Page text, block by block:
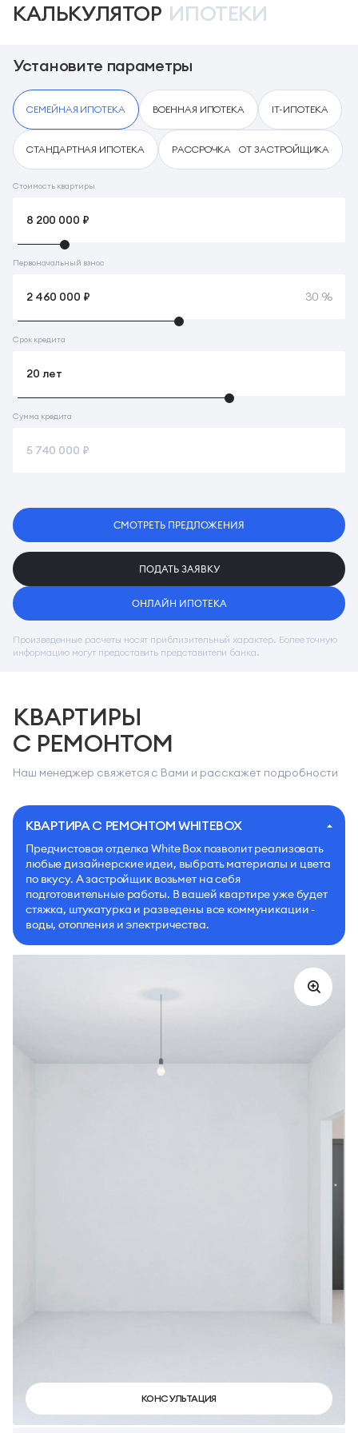
КАЛЬКУЛЯТОР ИПОТЕКИ
Установите параметры
СЕМЕЙНАЯ ИПОТЕКА ВОЕННАЯ ИПОТЕКА IT-ИПОТЕКА
СТАНДАРТНАЯ ИПОТЕКА РАССРОЧКА ОТ ЗАСТРОЙЩИКА
Стоимость квартиры
Первоначальный взнос
30 %
Срок кредита
Сумма кредита
СМОТРЕТЬ ПРЕДЛОЖЕНИЯ
ПОДАТЬ ЗАЯВКУ
ОНЛАЙН ИПОТЕКА
Произведенные расчеты носят приблизительный характер. Более точную
информацию могут предоставить представители банка.
КВАРТИРЫ
С РЕМОНТОМ
Наш менеджер свяжется с Вами и расскажет подробности
КВАРТИРА С РЕМОНТОМ WHITEBOX
Предчистовая отделка White Box позволит реализовать
любые дизайнерские идеи, выбрать материалы и цвета
по вкусу. А застройщик возьмет на себя
подготовительные работы. В вашей квартире уже будет
стяжка, штукатурка и разведены все коммуникации -
воды, отопления и электричества.
КОНСУЛЬТАЦИЯ